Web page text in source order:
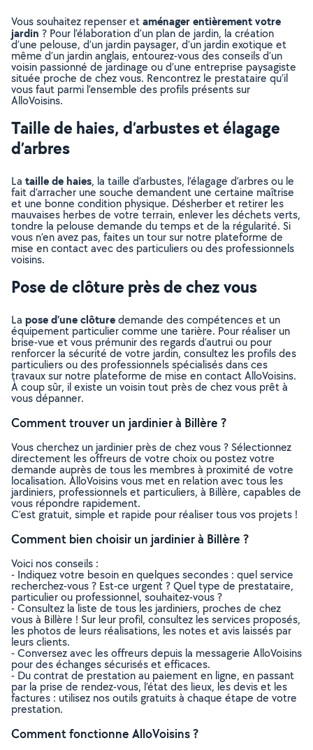
Vous souhaitez repenser etaménager entièrement votre
jardin ? Pour l’élaboration d’un plan de jardin, la création
d’une pelouse, d’un jardin paysager, d’un jardin exotique et
même d’un jardin anglais, entourez-vous des conseils d’un
voisin passionné de jardinage ou d’une entreprise paysagiste
située proche de chez vous. Rencontrez le prestataire qu’il
vous faut parmi l’ensemble des profils présents sur
AlloVoisins.
Taille de haies, d’arbustes et élagage
d’arbres
La taille de haies, la taille d’arbustes, l’élagage d’arbres ou le
fait d’arracher une souche demandent une certaine maîtrise
et une bonne condition physique. Désherber et retirer les
mauvaises herbes de votre terrain, enlever les déchets verts,
tondre la pelouse demande du temps et de la régularité. Si
vous n’en avez pas, faites un tour sur notre plateforme de
mise en contact avec des particuliers ou des professionnels
voisins.
Pose de clôture près de chez vous
La pose d’une clôturedemande des compétences et un
équipement particulier comme une tarière. Pour réaliser un
brise-vue et vous prémunir des regards d’autrui ou pour
renforcer la sécurité de votre jardin, consultez les profils des
particuliers ou des professionnels spécialisés dans ces
travaux sur notre plateforme de mise en contact AlloVoisins.
À coup sûr, il existe un voisin tout près de chez vous prêt à
vous dépanner.
Comment trouver un jardinier à Billère ?
Vous cherchez un jardinier près de chez vous ? Sélectionnez
directement les offreurs de votre choix ou postez votre
demande auprès de tous les membres à proximité de votre
localisation. AlloVoisins vous met en relation avec tous les
jardiniers, professionnels et particuliers, à Billère, capables de
vous répondre rapidement.
C’est gratuit, simple et rapide pour réaliser tous vos projets !
Comment bien choisir un jardinier à Billère ?
Voici nos conseils :
- Indiquez votre besoin en quelques secondes : quel service
recherchez-vous ? Est-ce urgent ? Quel type de prestataire,
particulier ou professionnel, souhaitez-vous ?
- Consultez la liste de tous les jardiniers, proches de chez
vous à Billère ! Sur leur profil, consultez les services proposés,
les photos de leurs réalisations, les notes et avis laissés par
leurs clients.
- Conversez avec les offreurs depuis la messagerie AlloVoisins
pour des échanges sécurisés et efficaces.
- Du contrat de prestation au paiement en ligne, en passant
par la prise de rendez-vous, l’état des lieux, les devis et les
factures : utilisez nos outils gratuits à chaque étape de votre
prestation.
Comment fonctionne AlloVoisins ?